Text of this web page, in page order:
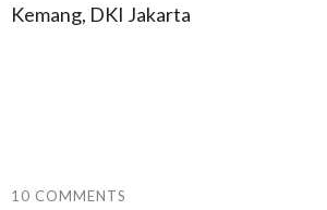
Kemang, DKI Jakarta
10 COMMENTS